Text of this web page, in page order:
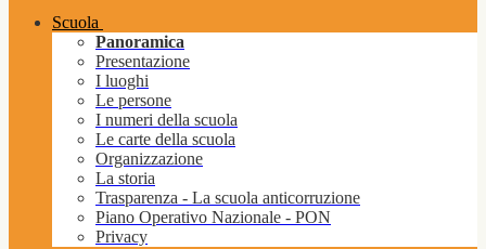
Scuola
Panoramica
Presentazione
I luoghi
Le persone
I numeri della scuola
Le carte della scuola
Organizzazione
La storia
Trasparenza - La scuola anticorruzione
Piano Operativo Nazionale - PON
Privacy